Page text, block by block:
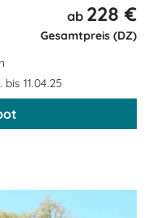
ab 228 €
Gesamtpreis (DZ)
11.04.25